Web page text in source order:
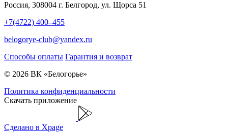
Россия, 308004 г. Белгород, ул. Щорса 51
+7(4722) 400–455
belogorye-club@yandex.ru
Способы оплаты Гарантия и возврат
© 2026 ВК «Белогорье»
Политика конфиденциальности
Скачать приложение
Сделано в Xpage